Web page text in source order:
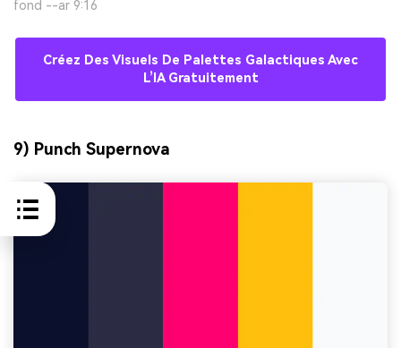
fond --ar 9:16
Créez Des Visuels De Palettes Galactiques Avec
L’IA Gratuitement
9) Punch Supernova